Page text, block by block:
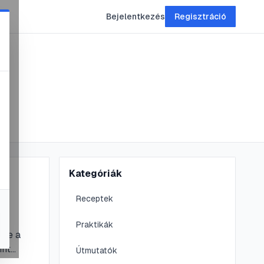
Bejelentkezés Regisztráció
a
Kategóriák
Receptek
Praktikák
Útmutatók